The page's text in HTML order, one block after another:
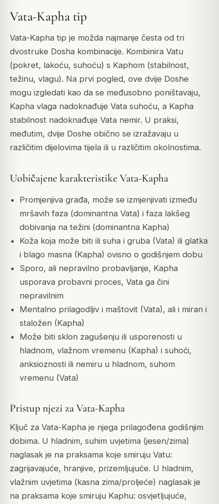
Vata-Kapha tip
Vata-Kapha tip je možda najmanje česta od tri
dvostruke Dosha kombinacije. Kombinira Vatu
(pokret, lakoću, suhoću) s Kaphom (stabilnost,
težinu, vlagu). Na prvi pogled, ove dvije Doshe
mogu izgledati kao da se međusobno poništavaju,
Kapha vlaga nadoknađuje Vata suhoću, a Kapha
stabilnost nadoknađuje Vata nemir. U praksi,
međutim, dvije Doshe obično se izražavaju u
različitim dijelovima tijela ili u različitim okolnostima.
Uobičajene karakteristike Vata-Kapha
Promjenjiva građa, može se izmjenjivati između
mršavih faza (dominantna Vata) i faza lakšeg
dobivanja na težini (dominantna Kapha)
Koža koja može biti ili suha i gruba (Vata) ili glatka
i blago masna (Kapha) ovisno o godišnjem dobu
Sporo, ali nepravilno probavljanje, Kapha
usporava probavni proces, Vata ga čini
nepravilnim
Mentalno prilagodljiv i maštovit (Vata), ali i miran i
staložen (Kapha)
Može biti sklon zagušenju ili usporenosti u
hladnom, vlažnom vremenu (Kapha) i suhoći,
anksioznosti ili nemiru u hladnom, suhom
vremenu (Vata)
Pristup njezi za Vata-Kapha
Ključ za Vata-Kapha je njega prilagođena godišnjim
dobima. U hladnim, suhim uvjetima (jesen/zima)
naglasak je na praksama koje smiruju Vatu:
zagrijavajuće, hranjive, prizemljujuće. U hladnim,
vlažnim uvjetima (kasna zima/proljeće) naglasak je
na praksama koje smiruju Kaphu: osvjetljujuće,